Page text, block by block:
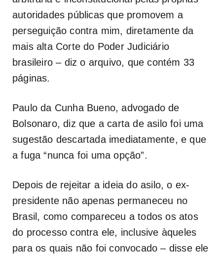
autoridades públicas que promovem a
perseguição contra mim, diretamente da
mais alta Corte do Poder Judiciário
brasileiro – diz o arquivo, que contém 33
páginas.
Paulo da Cunha Bueno, advogado de
Bolsonaro, diz que a carta de asilo foi uma
sugestão descartada imediatamente, e que
a fuga “nunca foi uma opção”.
Depois de rejeitar a ideia do asilo, o ex-
presidente não apenas permaneceu no
Brasil, como compareceu a todos os atos
do processo contra ele, inclusive àqueles
para os quais não foi convocado – disse ele